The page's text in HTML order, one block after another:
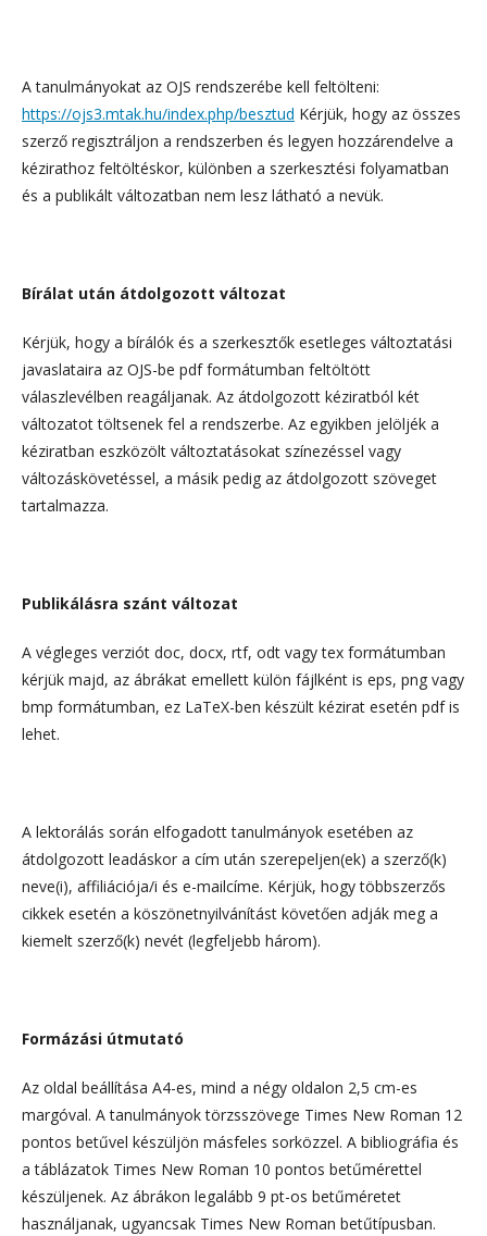
A tanulmányokat az OJS rendszerébe kell feltölteni:
https://ojs3.mtak.hu/index.php/besztud Kérjük, hogy az összes
szerző regisztráljon a rendszerben és legyen hozzárendelve a
kézirathoz feltöltéskor, különben a szerkesztési folyamatban
és a publikált változatban nem lesz látható a nevük.
Bírálat után átdolgozott változat
Kérjük, hogy a bírálók és a szerkesztők esetleges változtatási
javaslataira az OJS-be pdf formátumban feltöltött
válaszlevélben reagáljanak. Az átdolgozott kéziratból két
változatot töltsenek fel a rendszerbe. Az egyikben jelöljék a
kéziratban eszközölt változtatásokat színezéssel vagy
változáskövetéssel, a másik pedig az átdolgozott szöveget
tartalmazza.
Publikálásra szánt változat
A végleges verziót doc, docx, rtf, odt vagy tex formátumban
kérjük majd, az ábrákat emellett külön fájlként is eps, png vagy
bmp formátumban, ez LaTeX-ben készült kézirat esetén pdf is
lehet.
A lektorálás során elfogadott tanulmányok esetében az
átdolgozott leadáskor a cím után szerepeljen(ek) a szerző(k)
neve(i), affiliációja/i és e-mailcíme. Kérjük, hogy többszerzős
cikkek esetén a köszönetnyilvánítást követően adják meg a
kiemelt szerző(k) nevét (legfeljebb három).
Formázási útmutató
Az oldal beállítása A4-es, mind a négy oldalon 2,5 cm-es
margóval. A tanulmányok törzsszövege Times New Roman 12
pontos betűvel készüljön másfeles sorközzel. A bibliográfia és
a táblázatok Times New Roman 10 pontos betűmérettel
készüljenek. Az ábrákon legalább 9 pt-os betűméretet
használjanak, ugyancsak Times New Roman betűtípusban.